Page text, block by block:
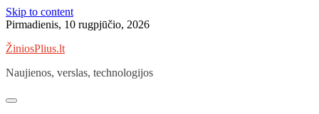
Skip to content
Pirmadienis, 10 rugpjūčio, 2026
ŽiniosPlius.lt
Naujienos, verslas, technologijos